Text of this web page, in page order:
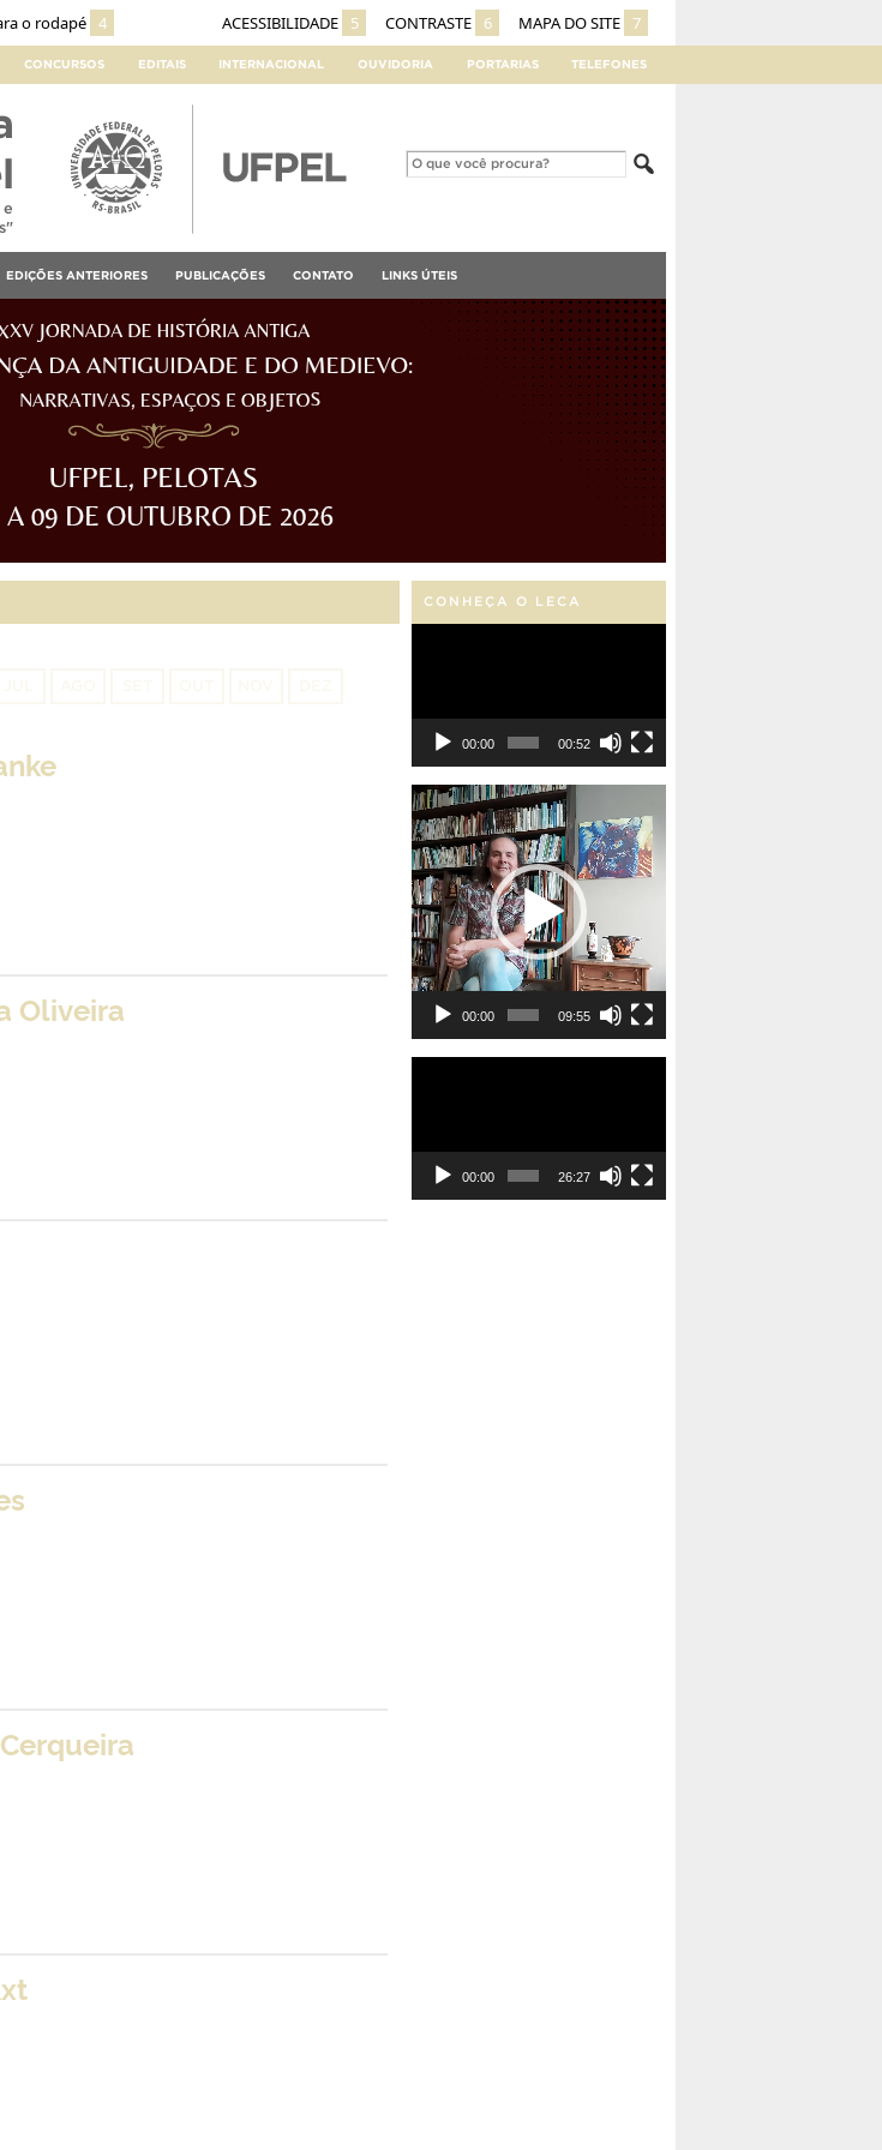
o rodapé 4 ACESSIBILIDADE 5 CONTRASTE 6 MAPA DO SITE 7
CONCURSOS EDITAIS INTERNACIONAL OUVIDORIA PORTARIAS TELEFONES
EDIÇÕES ANTERIORES PUBLICAÇÕES CONTATO LINKS ÚTEIS
Oliveira
CONHEÇA O LECA
00:00 00:52
Tocador
de
vídeo
00:00 09:55
00:00 26:27